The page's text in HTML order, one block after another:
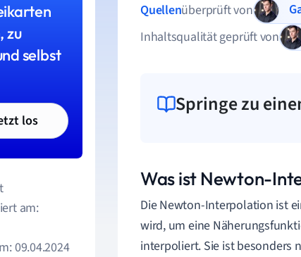
zu
selbst
los
am:
09.04.2024
Quellenüberprüft von
Inhaltsqualität geprüft von
Springe zu
Was ist Newton-
Die Newton-Interpolation ist
wird, um eine
interpoliert. Sie ist besonders